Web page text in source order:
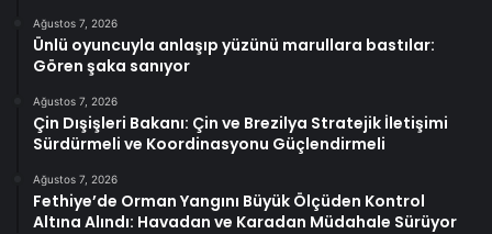
Ağustos 7, 2026
Ünlü oyuncuyla anlaşıp yüzünü marullara bastılar:
Gören şaka sanıyor
Ağustos 7, 2026
Çin Dışişleri Bakanı: Çin ve Brezilya Stratejik İletişimi
Sürdürmeli ve Koordinasyonu Güçlendirmeli
Ağustos 7, 2026
Fethiye’de Orman Yangını Büyük Ölçüden Kontrol
Altına Alındı: Havadan ve Karadan Müdahale Sürüyor